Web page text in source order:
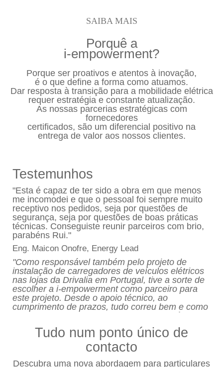
SAIBA MAIS
Porquê a
i-empowerment?
Porque ser proativos e atentos à inovação,
é o que define a forma como atuamos.
Dar resposta à transição para a mobilidade elétrica
requer estratégia e constante atualização.
As nossas parcerias estratégicas com
fornecedores
certificados, são um diferencial positivo na
entrega de valor aos nossos clientes.
Testemunhos
"Esta é capaz de ter sido a obra em que menos
me incomodei e que o pessoal foi sempre muito
receptivo nos pedidos, seja por questões de
segurança, seja por questões de boas práticas
técnicas. Conseguiste reunir parceiros com brio,
parabéns Rui."
Eng. Maicon Onofre, Energy Lead
"Como responsável também pelo projeto de
instalação de carregadores de veículos elétricos
nas lojas da Drivalia em Portugal, tive a sorte de
escolher a i-empowerment como parceiro para
este projeto. Desde o apoio técnico, ao
cumprimento de prazos, tudo correu bem e como
difícil acontecer. Esta parceria será para
continuar com certeza. Obrigado a todos na i-
empowerment e aos seus parceiros envolvidos."
Drivalia Portugal
Tudo num ponto único de
contacto
Descubra uma nova abordagem para particulares